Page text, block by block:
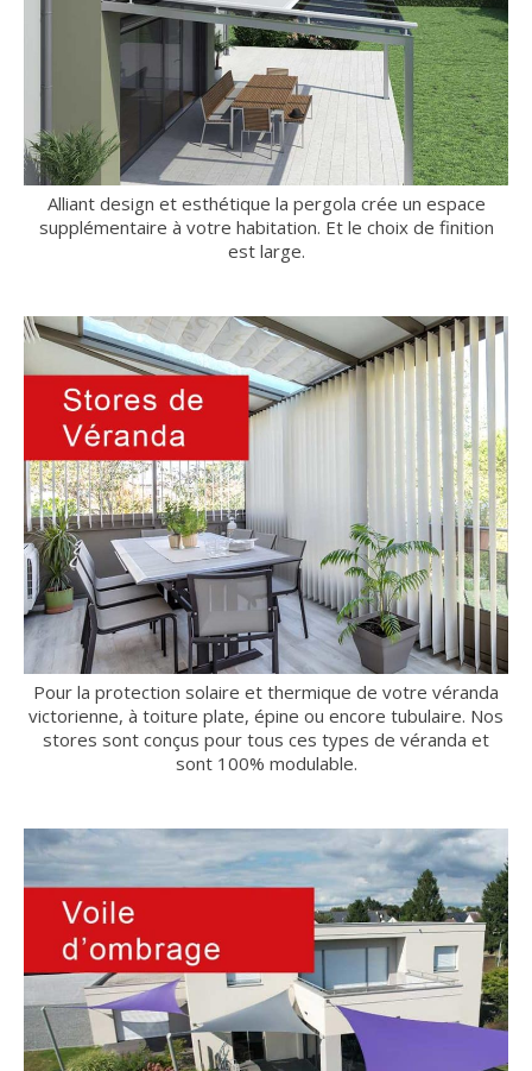
Alliant design et esthétique la pergola crée un espace
supplémentaire à votre habitation. Et le choix de finition
est large.
Pour la protection solaire et thermique de votre véranda
victorienne, à toiture plate, épine ou encore tubulaire. Nos
stores sont conçus pour tous ces types de véranda et
sont 100% modulable.